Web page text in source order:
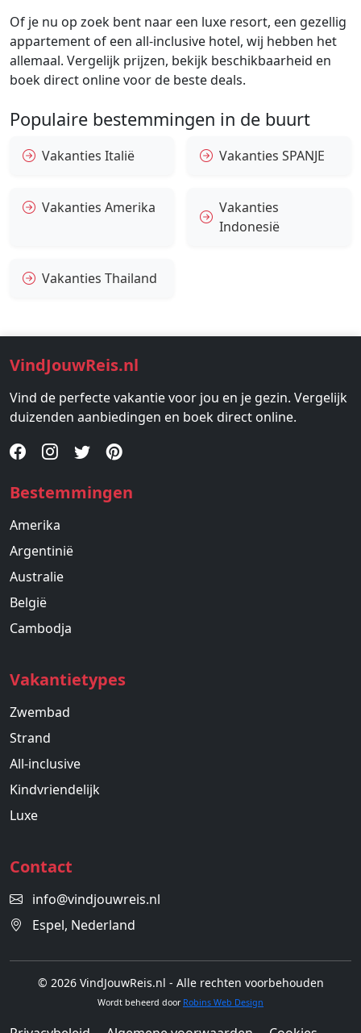
Of je nu op zoek bent naar een luxe resort, een gezellig
appartement of een all-inclusive hotel, wij hebben het
allemaal. Vergelijk prijzen, bekijk beschikbaarheid en
boek direct online voor de beste deals.
Populaire bestemmingen in de buurt
Vakanties Italië Vakanties SPANJE
Vakanties Amerika
Vakanties
Indonesië
Vakanties Thailand
VindJouwReis.nl
Vind de perfecte vakantie voor jou en je gezin. Vergelijk
duizenden aanbiedingen en boek direct online.
Bestemmingen
Amerika
Argentinië
Australie
België
Cambodja
Vakantietypes
Zwembad
Strand
All-inclusive
Kindvriendelijk
Luxe
Contact
info@vindjouwreis.nl
Espel, Nederland
© 2026 VindJouwReis.nl - Alle rechten voorbehouden
Wordt beheerd door Robins Web Design